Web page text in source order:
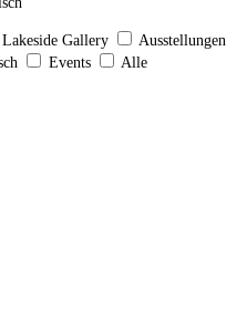
Gallery
Ausstellungen
Events
Alle